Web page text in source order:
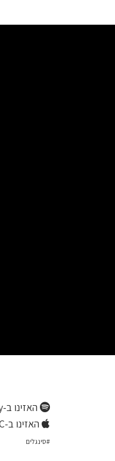
האזינו ב-Spotify
האזינו ב-Apple MUSIC
סינגלים